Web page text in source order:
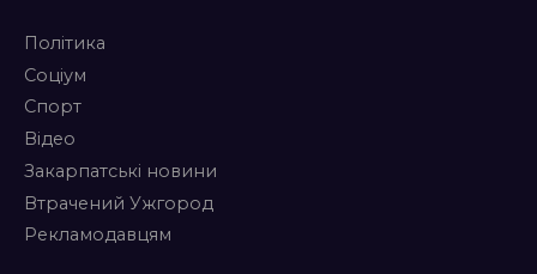
Політика
Соціум
Спорт
Відео
Закарпатські новини
Втрачений Ужгород
Рекламодавцям